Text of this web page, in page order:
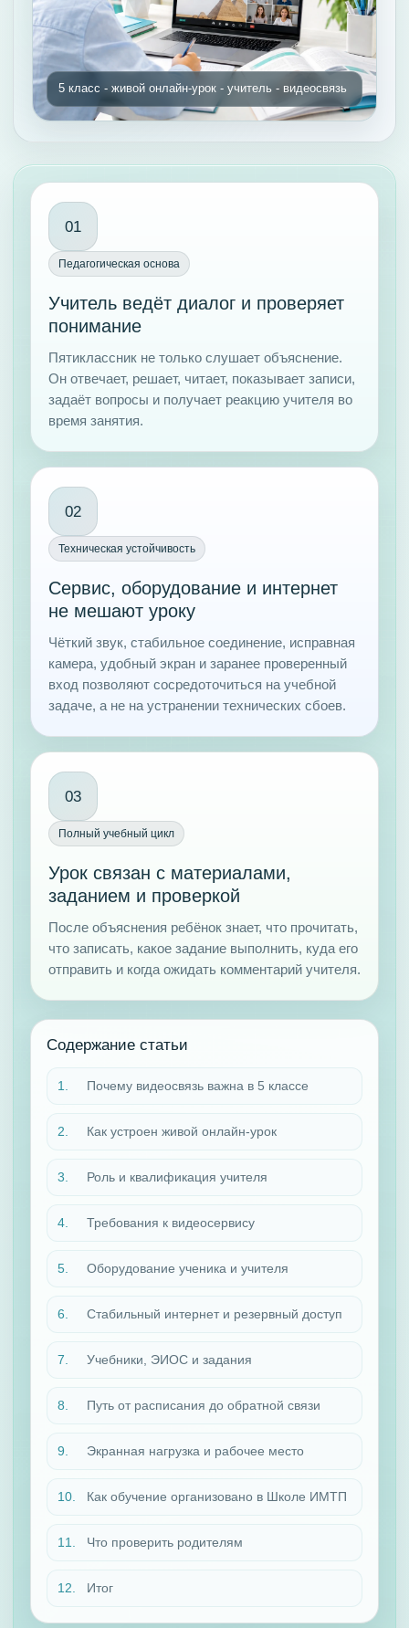
01
Педагогическая основа
Учитель ведёт диалог и проверяет
понимание
Пятиклассник не только слушает объяснение.
Он отвечает, решает, читает, показывает записи,
задаёт вопросы и получает реакцию учителя во
время занятия.
02
Техническая устойчивость
Сервис, оборудование и интернет
не мешают уроку
Чёткий звук, стабильное соединение, исправная
камера, удобный экран и заранее проверенный
вход позволяют сосредоточиться на учебной
задаче, а не на устранении технических сбоев.
03
Полный учебный цикл
Урок связан с материалами,
заданием и проверкой
После объяснения ребёнок знает, что прочитать,
что записать, какое задание выполнить, куда его
отправить и когда ожидать комментарий учителя.
Содержание статьи
Почему видеосвязь важна в 5 классе
Как устроен живой онлайн-урок
Роль и квалификация учителя
Требования к видеосервису
Оборудование ученика и учителя
Стабильный интернет и резервный доступ
Учебники, ЭИОС и задания
Путь от расписания до обратной связи
Экранная нагрузка и рабочее место
Как обучение организовано в Школе ИМТП
Что проверить родителям
Итог